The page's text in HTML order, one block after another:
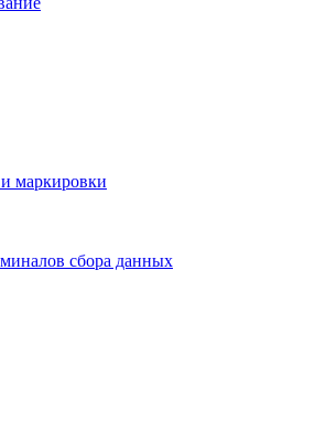
маркировки
сбора данных